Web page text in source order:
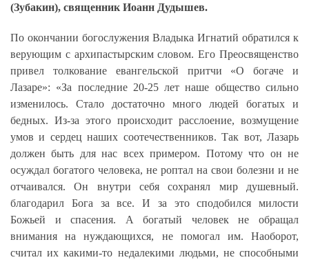
(Зубакин), священник Иоанн Дудышев.
По окончании богослужения Владыка Игнатий обратился к
верующим с архипастырским словом. Его Преосвященство
привел толкование евангельской притчи «О богаче и
Лазаре»: «За последние 20-25 лет наше общество сильно
изменилось. Стало достаточно много людей богатых и
бедных. Из-за этого происходит расслоение, возмущение
умов и сердец наших соотечественников. Так вот, Лазарь
должен быть для нас всех примером. Потому что он не
осуждал богатого человека, не роптал на свои болезни и не
отчаивался. Он внутри себя сохранял мир душевный.
благодарил Бога за все. И за это сподобился милости
Божьей и спасения. А богатый человек не обращал
внимания на нуждающихся, не помогал им. Наоборот,
считал их какими-то недалекими людьми, не способными